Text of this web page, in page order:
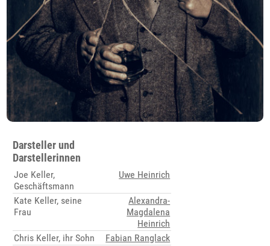
Darsteller und
Darstellerinnen
Joe Keller,
Geschäftsmann
Uwe Heinrich
Kate Keller, seine
Frau
Alexandra-
Magdalena
Heinrich
Chris Keller, ihr Sohn
Fabian Ranglack